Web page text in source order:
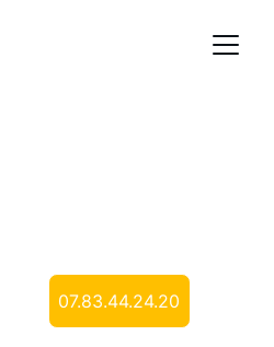
07.83.44.24.20